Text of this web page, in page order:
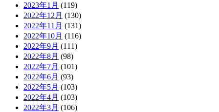
2023年1月 (119)
2022年12月 (130)
2022年11月 (131)
2022年10月 (116)
2022年9月 (111)
2022年8月 (98)
2022年7月 (101)
2022年6月 (93)
2022年5月 (103)
2022年4月 (103)
2022年3月 (106)